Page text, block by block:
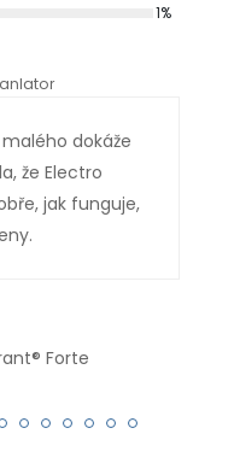
1%
dokáže
že Electro
jak funguje,
Forte